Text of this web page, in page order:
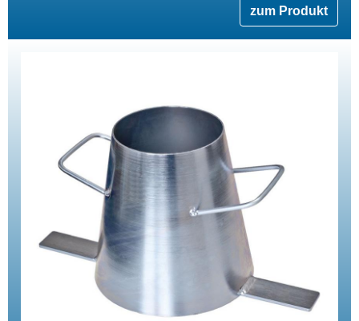
zum Produkt